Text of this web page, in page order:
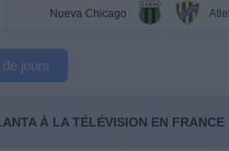
Nueva Chicago
jours
À LA TÉLÉVISION EN FRANCE